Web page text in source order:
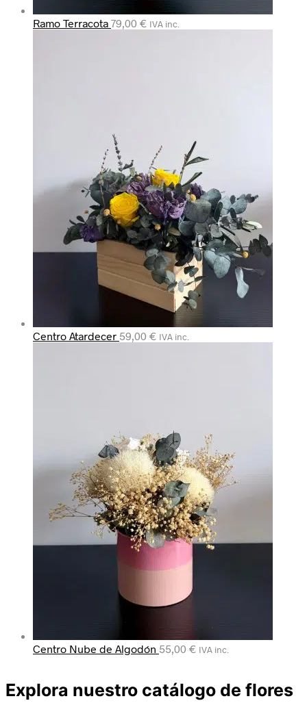
Ramo Terracota 79,00 € IVA inc.
Centro Atardecer 59,00 € IVA inc.
Centro Nube de Algodón 55,00 € IVA inc.
Explora nuestro catálogo de flores